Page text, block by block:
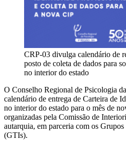
CRP-03 divulga calendário de
posto de coleta de dados para
no interior do estado
O Conselho Regional de Psicologia
calendário de entrega de Carteira de
no interior do estado para o mês de
organizadas pela Comissão de
autarquia, em parceria com os
(GTIs).